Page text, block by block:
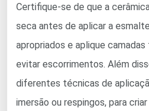
Certifique-se de que a
seca antes de aplicar a
apropriados e aplique
evitar escorrimentos. Além
diferentes técnicas de
imersão ou respingos, para